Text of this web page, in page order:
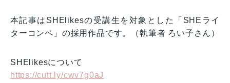
本記事はSHElikesの受講生を対象とした「SHEライ
ターコンペ」の採用作品です。（執筆者 ろい子さん）
SHElikesについて
https://cutt.ly/cwv7g0aJ